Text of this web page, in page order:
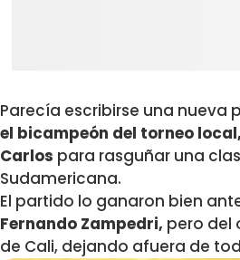
Parecía escribirse una nueva
el bicampeón del torneo
Carlos para rasguñar una
Sudamericana.
El partido lo ganaron bien
Fernando Zampedri, pero del
de Cali, dejando afuera de